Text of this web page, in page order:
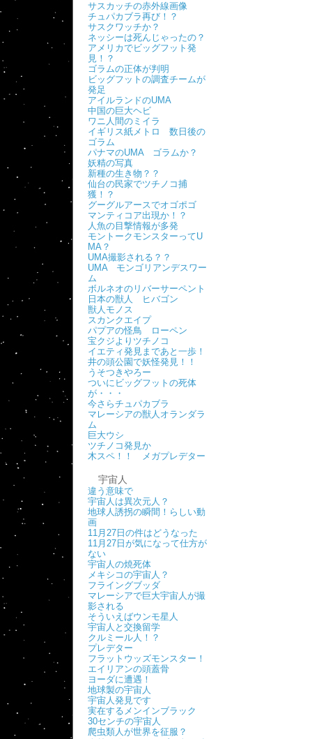
サスカッチの赤外線画像
チュパカブラ再び！？
サスクワッチか？
ネッシーは死んじゃったの？
アメリカでビッグフット発
見！？
ゴラムの正体が判明
ビッグフットの調査チームが
発足
アイルランドのUMA
中国の巨大ヘビ
ワニ人間のミイラ
イギリス紙メトロ 数日後の
ゴラム
パナマのUMA ゴラムか？
妖精の写真
新種の生き物？？
仙台の民家でツチノコ捕
獲！？
グーグルアースでオゴポゴ
マンティコア出現か！？
人魚の目撃情報が多発
モントークモンスターってU
MA？
UMA撮影される？？
UMA モンゴリアンデスワー
ム
ボルネオのリバーサーペント
日本の獣人 ヒバゴン
獣人モノス
スカンクエイプ
パプアの怪鳥 ローペン
宝クジよりツチノコ
イエティ発見まであと一歩！
井の頭公園で妖怪発見！！
うそつきやろー
ついにビッグフットの死体
が・・・
今さらチュパカブラ
マレーシアの獣人オランダラ
ム
巨大ウシ
ツチノコ発見か
木スペ！！ メガプレデター
宇宙人
違う意味で
宇宙人は異次元人？
地球人誘拐の瞬間！らしい動
画
11月27日の件はどうなった
11月27日が気になって仕方が
ない
宇宙人の焼死体
メキシコの宇宙人？
フライングブッダ
マレーシアで巨大宇宙人が撮
影される
そういえばウンモ星人
宇宙人と交換留学
クルミール人！？
プレデター
フラットウッズモンスター！
エイリアンの頭蓋骨
ヨーダに遭遇！
地球製の宇宙人
宇宙人発見です
実在するメンインブラック
30センチの宇宙人
爬虫類人が世界を征服？